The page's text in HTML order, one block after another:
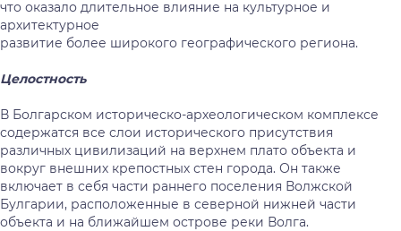
что оказало длительное влияние на культурное и
архитектурное
развитие более широкого географического региона.
Целостность
В Болгарском историческо-археологическом комплексе
содержатся все слои исторического присутствия
различных цивилизаций на верхнем плато объекта и
вокруг внешних крепостных стен города. Он также
включает в себя части раннего поселения Волжской
Булгарии, расположенные в северной нижней части
объекта и на ближайшем острове реки Волга.